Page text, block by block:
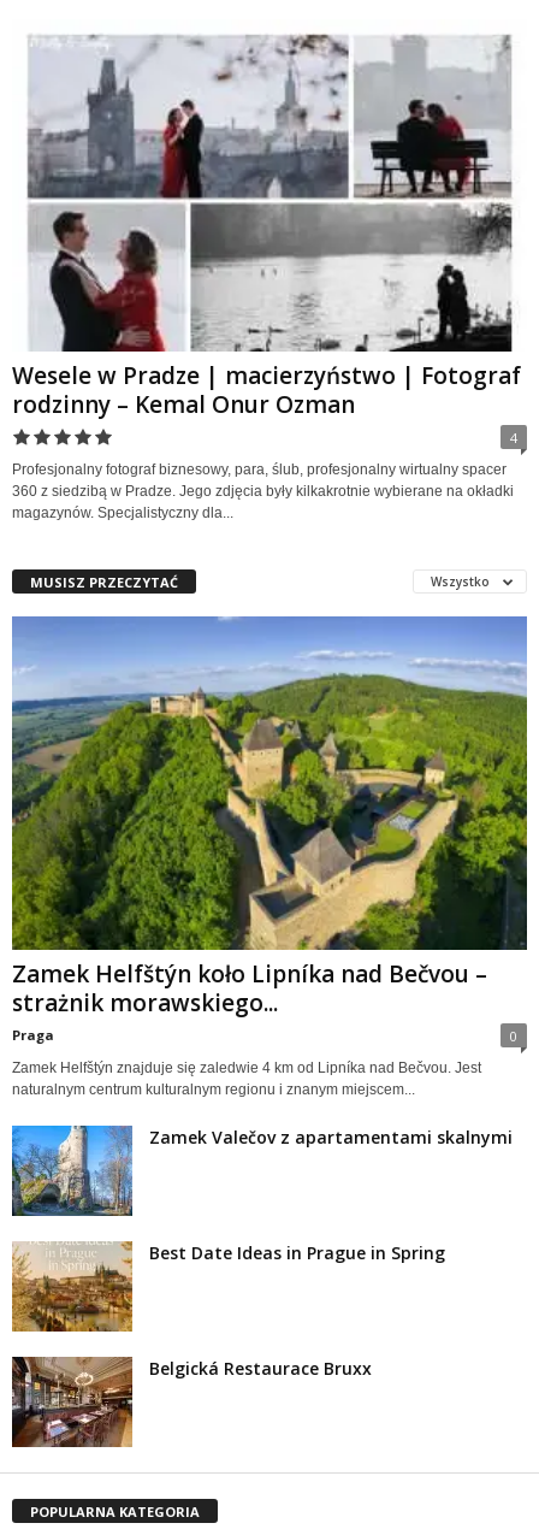
Wesele w Pradze | macierzyństwo | Fotograf
rodzinny – Kemal Onur Ozman
4
Profesjonalny fotograf biznesowy, para, ślub, profesjonalny wirtualny spacer
360 z siedzibą w Pradze. Jego zdjęcia były kilkakrotnie wybierane na okładki
magazynów. Specjalistyczny dla...
MUSISZ PRZECZYTAĆ Wszystko
Zamek Helfštýn koło Lipníka nad Bečvou –
strażnik morawskiego...
Praga 0
Zamek Helfštýn znajduje się zaledwie 4 km od Lipníka nad Bečvou. Jest
naturalnym centrum kulturalnym regionu i znanym miejscem...
Zamek Valečov z apartamentami skalnymi
Best Date Ideas in Prague in Spring
Belgická Restaurace Bruxx
POPULARNA KATEGORIA